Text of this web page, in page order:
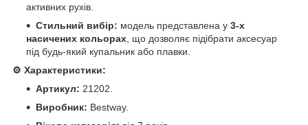
активних рухів.
Стильний вибір: модель представлена у 3-х
насичених кольорах , що дозволяє підібрати аксесуар
під будь-який купальник або плавки.
⚙️ Характеристики:
Артикул: 21202.
Виробник: Bestway.